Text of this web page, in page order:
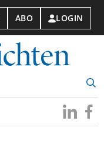
ABO LOGIN
Besuchen
Sie
Sie